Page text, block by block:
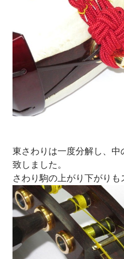
東さわりは一度分解し、
致しました。
さわり駒の上がり下がりも